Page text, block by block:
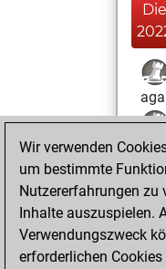
Wir verwenden
um bestimmte
Nutzererfahrungen zu
Inhalte auszuspielen.
Verwendungszweck
erforderlichen